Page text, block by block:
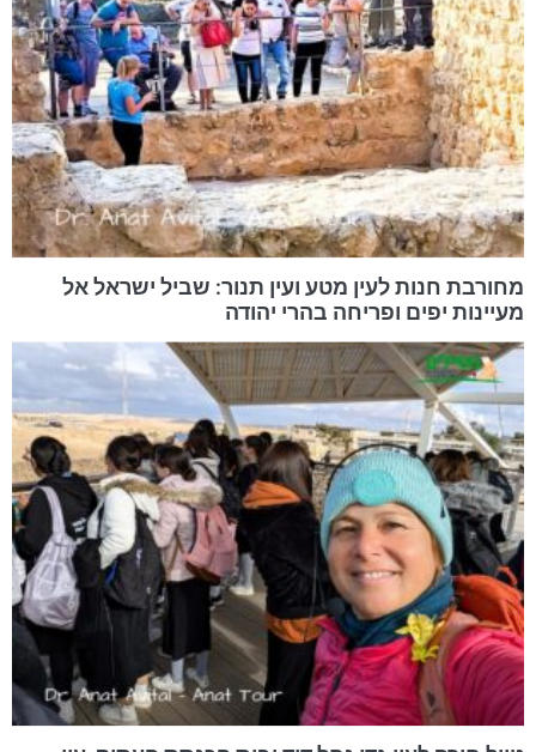
מחורבת חנות לעין מטע ועין תנור: שביל ישראל אל
מעיינות יפים ופריחה בהרי יהודה